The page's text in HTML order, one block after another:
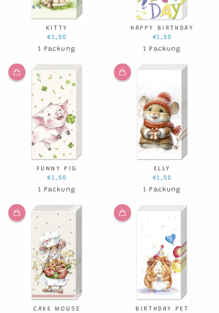
KITTY
€1,50
1 Packung
HAPPY BIRTHDAY
€1,50
1 Packung
FUNNY PIG
€1,50
1 Packung
ELLY
€1,50
1 Packung
CAKE MOUSE BIRTHDAY PET